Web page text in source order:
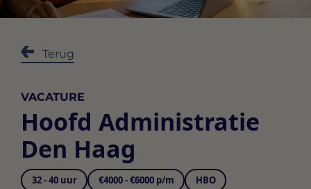
Terug
VACATURE
Hoofd Administratie
Den Haag
32 - 40 uur €4000 - €6000 p/m HBO